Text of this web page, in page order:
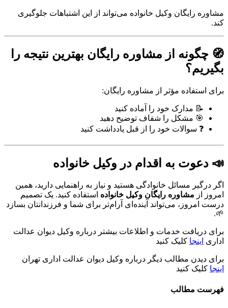
مشاوره رایگان وکیل خانواده می‌تواند از این اشتباهات جلوگیری
کند.
🧭 چگونه از مشاوره رایگان بهترین نتیجه را
بگیریم؟
برای استفاده مؤثر از مشاوره رایگان:
📝 مدارک خود را آماده کنید
🎯 مشکل را شفاف توضیح دهید
❓ سوالات خود را از قبل یادداشت کنید
📣 دعوت به اقدام در وکیل خانواده
اگر درگیر مسائل خانوادگی هستید و نیاز به راهنمایی دارید، همین
امروز از مشاوره رایگان وکیل خانواده استفاده کنید. یک تصمیم
درست امروز، می‌تواند آینده‌ای آرام‌تر برای شما و فرزندانتان بسازد
🌱.
برای دریافت خدمات و اطلاعات بیشتر درباره وکیل دیوان عدالت
اداری اینجا کلیک کنید
برای دیدن مطالب دیگر درباره وکیل دیوان عدالت اداری تهران
اینجا کلیک کنید
فهرست مطالب